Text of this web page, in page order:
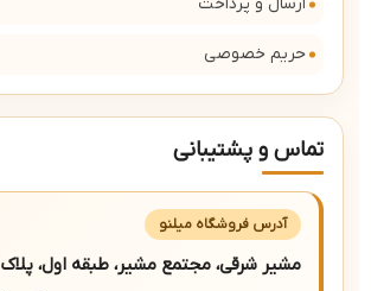
حریم خصوصی
تماس و پشتیبانی
آدرس فروشگاه میلنو
مشیر شرقی، مجتمع مشیر، طبقه اول، پلاک F106